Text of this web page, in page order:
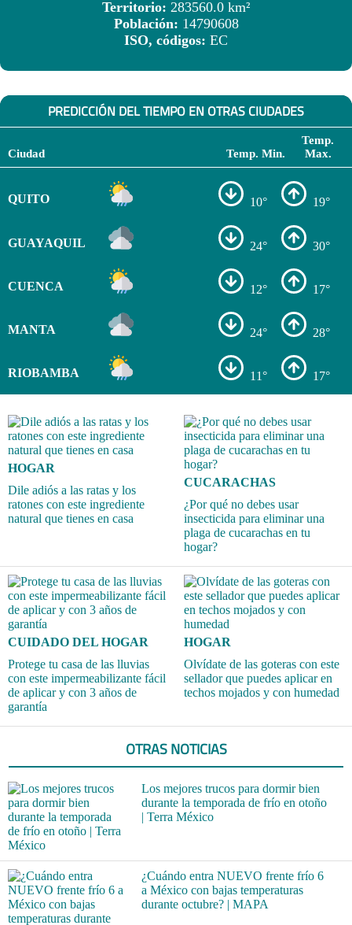
Territorio: 283560.0 km²
Población: 14790608
ISO, códigos: EC
PREDICCIÓN DEL TIEMPO EN OTRAS CIUDADES
Ciudad Temp. Min.
Temp.
Max.
QUITO 10° 19°
GUAYAQUIL 24° 30°
CUENCA 12° 17°
MANTA 24° 28°
RIOBAMBA 11° 17°
HOGAR
Dile adiós a las ratas y los
ratones con este ingrediente
natural que tienes en casa
CUCARACHAS
¿Por qué no debes usar
insecticida para eliminar una
plaga de cucarachas en tu
hogar?
CUIDADO DEL HOGAR
Protege tu casa de las lluvias
con este impermeabilizante fácil
de aplicar y con 3 años de
garantía
HOGAR
Olvídate de las goteras con este
sellador que puedes aplicar en
techos mojados y con humedad
OTRAS NOTICIAS
Los mejores trucos para dormir bien
durante la temporada de frío en otoño
| Terra México
¿Cuándo entra NUEVO frente frío 6
a México con bajas temperaturas
durante octubre? | MAPA